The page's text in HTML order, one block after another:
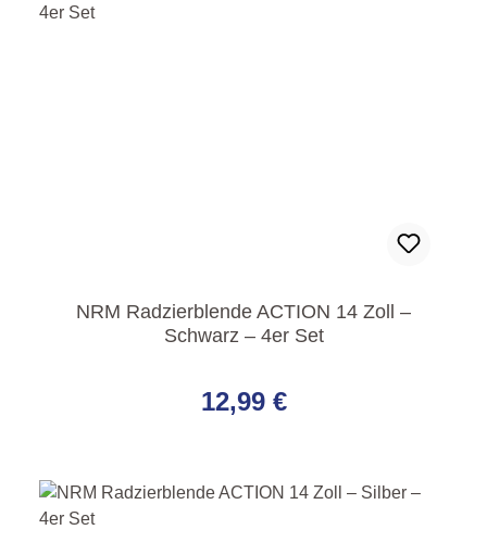
NRM Radzierblende ACTION 14 Zoll –
Schwarz – 4er Set
12,99 €